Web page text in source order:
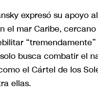
expresó su apoyo
el mar Caribe,
busca combatir el
el Cártel de los
ellas.